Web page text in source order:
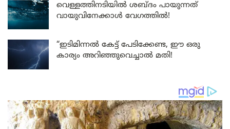
വെള്ളത്തിനടിയിൽ ശബ്ദം പായുന്നത്
വായുവിനേക്കാൾ വേഗത്തിൽ!
“ഇടിമിന്നൽ കേട്ട് പേടിക്കേണ്ട, ഈ ഒരു
കാര്യം അറിഞ്ഞുവെച്ചാൽ മതി!